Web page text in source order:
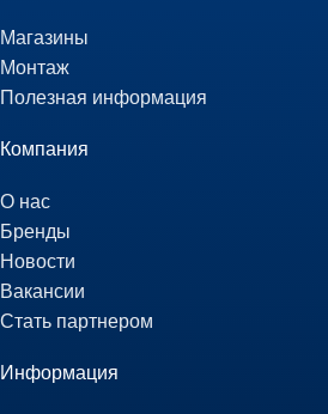
Магазины
Монтаж
Полезная информация
Компания
О нас
Бренды
Новости
Вакансии
Стать партнером
Информация